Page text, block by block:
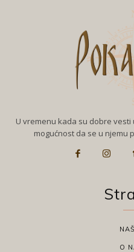
U vremenu kada su dobre
mogućnost da se u njemu
O